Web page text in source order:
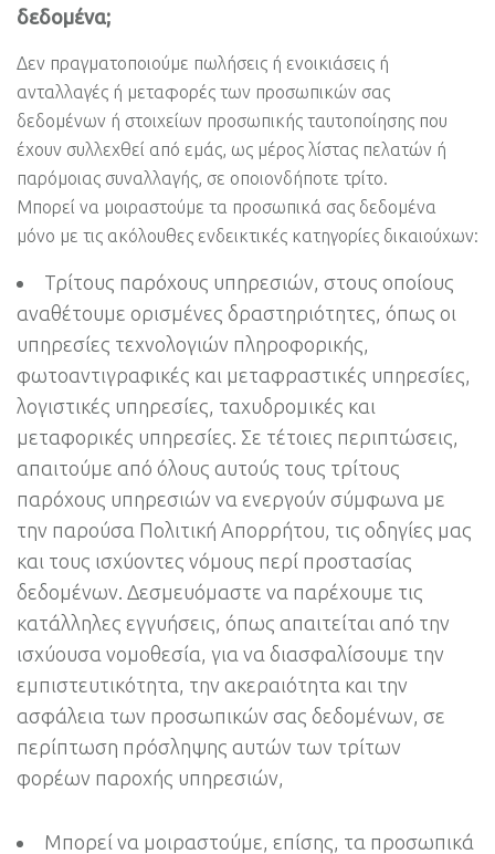
δεδομένα;
Δεν πραγματοποιούμε πωλήσεις ή ενοικιάσεις ή
ανταλλαγές ή μεταφορές των προσωπικών σας
δεδομένων ή στοιχείων προσωπικής ταυτοποίησης που
έχουν συλλεχθεί από εμάς, ως μέρος λίστας πελατών ή
παρόμοιας συναλλαγής, σε οποιονδήποτε τρίτο.
Μπορεί να μοιραστούμε τα προσωπικά σας δεδομένα
μόνο με τις ακόλουθες ενδεικτικές κατηγορίες δικαιούχων:
Τρίτους παρόχους υπηρεσιών, στους οποίους
αναθέτουμε ορισμένες δραστηριότητες, όπως οι
υπηρεσίες τεχνολογιών πληροφορικής,
φωτοαντιγραφικές και μεταφραστικές υπηρεσίες,
λογιστικές υπηρεσίες, ταχυδρομικές και
μεταφορικές υπηρεσίες. Σε τέτοιες περιπτώσεις,
απαιτούμε από όλους αυτούς τους τρίτους
παρόχους υπηρεσιών να ενεργούν σύμφωνα με
την παρούσα Πολιτική Απορρήτου, τις οδηγίες μας
και τους ισχύοντες νόμους περί προστασίας
δεδομένων. Δεσμευόμαστε να παρέχουμε τις
κατάλληλες εγγυήσεις, όπως απαιτείται από την
ισχύουσα νομοθεσία, για να διασφαλίσουμε την
εμπιστευτικότητα, την ακεραιότητα και την
ασφάλεια των προσωπικών σας δεδομένων, σε
περίπτωση πρόσληψης αυτών των τρίτων
φορέων παροχής υπηρεσιών,
Μπορεί να μοιραστούμε, επίσης, τα προσωπικά